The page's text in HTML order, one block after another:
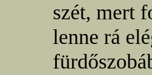
szét, mert
lenne rá